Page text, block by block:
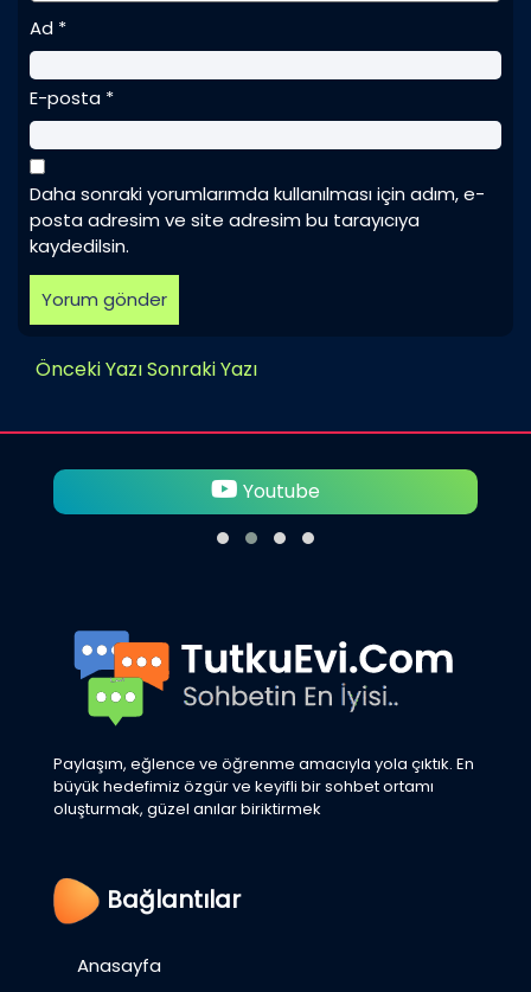
Ad *
E-posta *
Daha sonraki yorumlarımda kullanılması için adım, e-
posta adresim ve site adresim bu tarayıcıya
kaydedilsin.
Önceki YazıSonraki Yazı
Youtube
Paylaşım, eğlence ve öğrenme amacıyla yola çıktık. En
büyük hedefimiz özgür ve keyifli bir sohbet ortamı
oluşturmak, güzel anılar biriktirmek
Bağlantılar
Anasayfa